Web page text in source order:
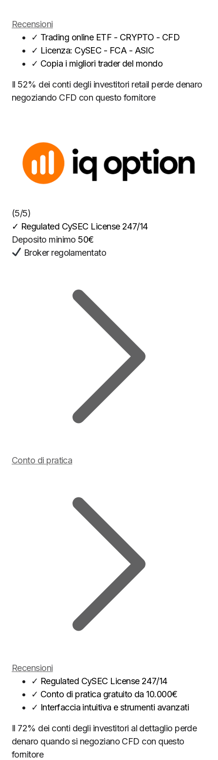
Recensioni
✓ Trading online ETF - CRYPTO - CFD
✓ Licenza: CySEC - FCA - ASIC
✓ Copia i migliori trader del mondo
Il 52% dei conti degli investitori retail perde denaro
negoziando CFD con questo fornitore
(5/5)
✓ Regulated CySEC License 247/14
Deposito minimo 50€
Broker regolamentato
Conto di pratica
Recensioni
✓ Regulated CySEC License 247/14
✓ Conto di pratica gratuito da 10.000€
✓ Interfaccia intuitiva e strumenti avanzati
Il 72% dei conti degli investitori al dettaglio perde
denaro quando si negoziano CFD con questo
fornitore